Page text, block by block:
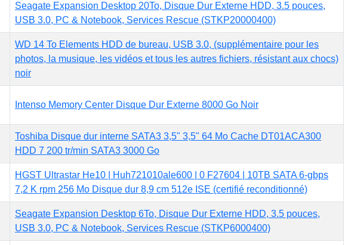
Seagate Expansion Desktop 20To, Disque Dur Externe HDD, 3.5 pouces,
USB 3.0, PC & Notebook, Services Rescue (STKP20000400)
WD 14 To Elements HDD de bureau, USB 3.0, (supplémentaire pour les
photos, la musique, les vidéos et tous les autres fichiers, résistant aux chocs)
noir
Intenso Memory Center Disque Dur Externe 8000 Go Noir
Toshiba Disque dur interne SATA3 3,5" 3,5" 64 Mo Cache DT01ACA300
HDD 7 200 tr/min SATA3 3000 Go
HGST Ultrastar He10 | Huh721010ale600 | 0 F27604 | 10TB SATA 6-gbps
7,2 K rpm 256 Mo Disque dur 8,9 cm 512e ISE (certifié reconditionné)
Seagate Expansion Desktop 6To, Disque Dur Externe HDD, 3.5 pouces,
USB 3.0, PC & Notebook, Services Rescue (STKP6000400)